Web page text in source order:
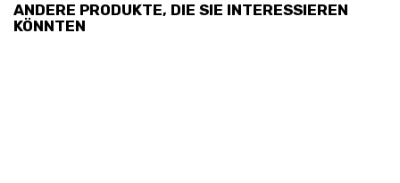
ANDERE PRODUKTE, DIE SIE INTERESSIEREN
KÖNNTEN